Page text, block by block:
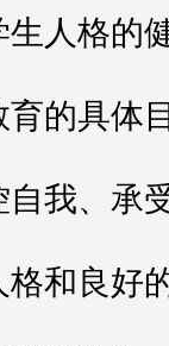
生人格的
育的具体
我、承
格和良好